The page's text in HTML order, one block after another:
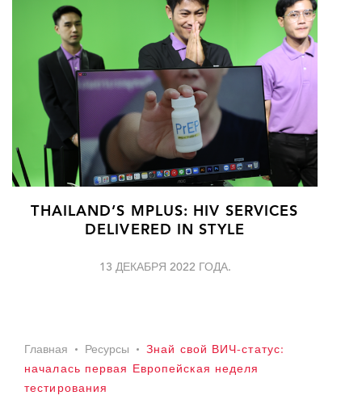
THAILAND’S MPLUS: HIV SERVICES
DELIVERED IN STYLE
13 ДЕКАБРЯ 2022 ГОДА.
Главная Ресурсы
Знай свой ВИЧ-статус:
началась первая Европейская неделя
тестирования